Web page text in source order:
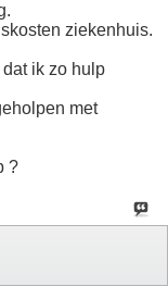
ziekenhuis.
ik zo hulp
met
?